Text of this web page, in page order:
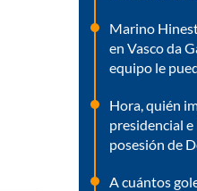
Marino
en Vasco da
equipo le
Hora, quién
presidencial
posesión de
A cuántos